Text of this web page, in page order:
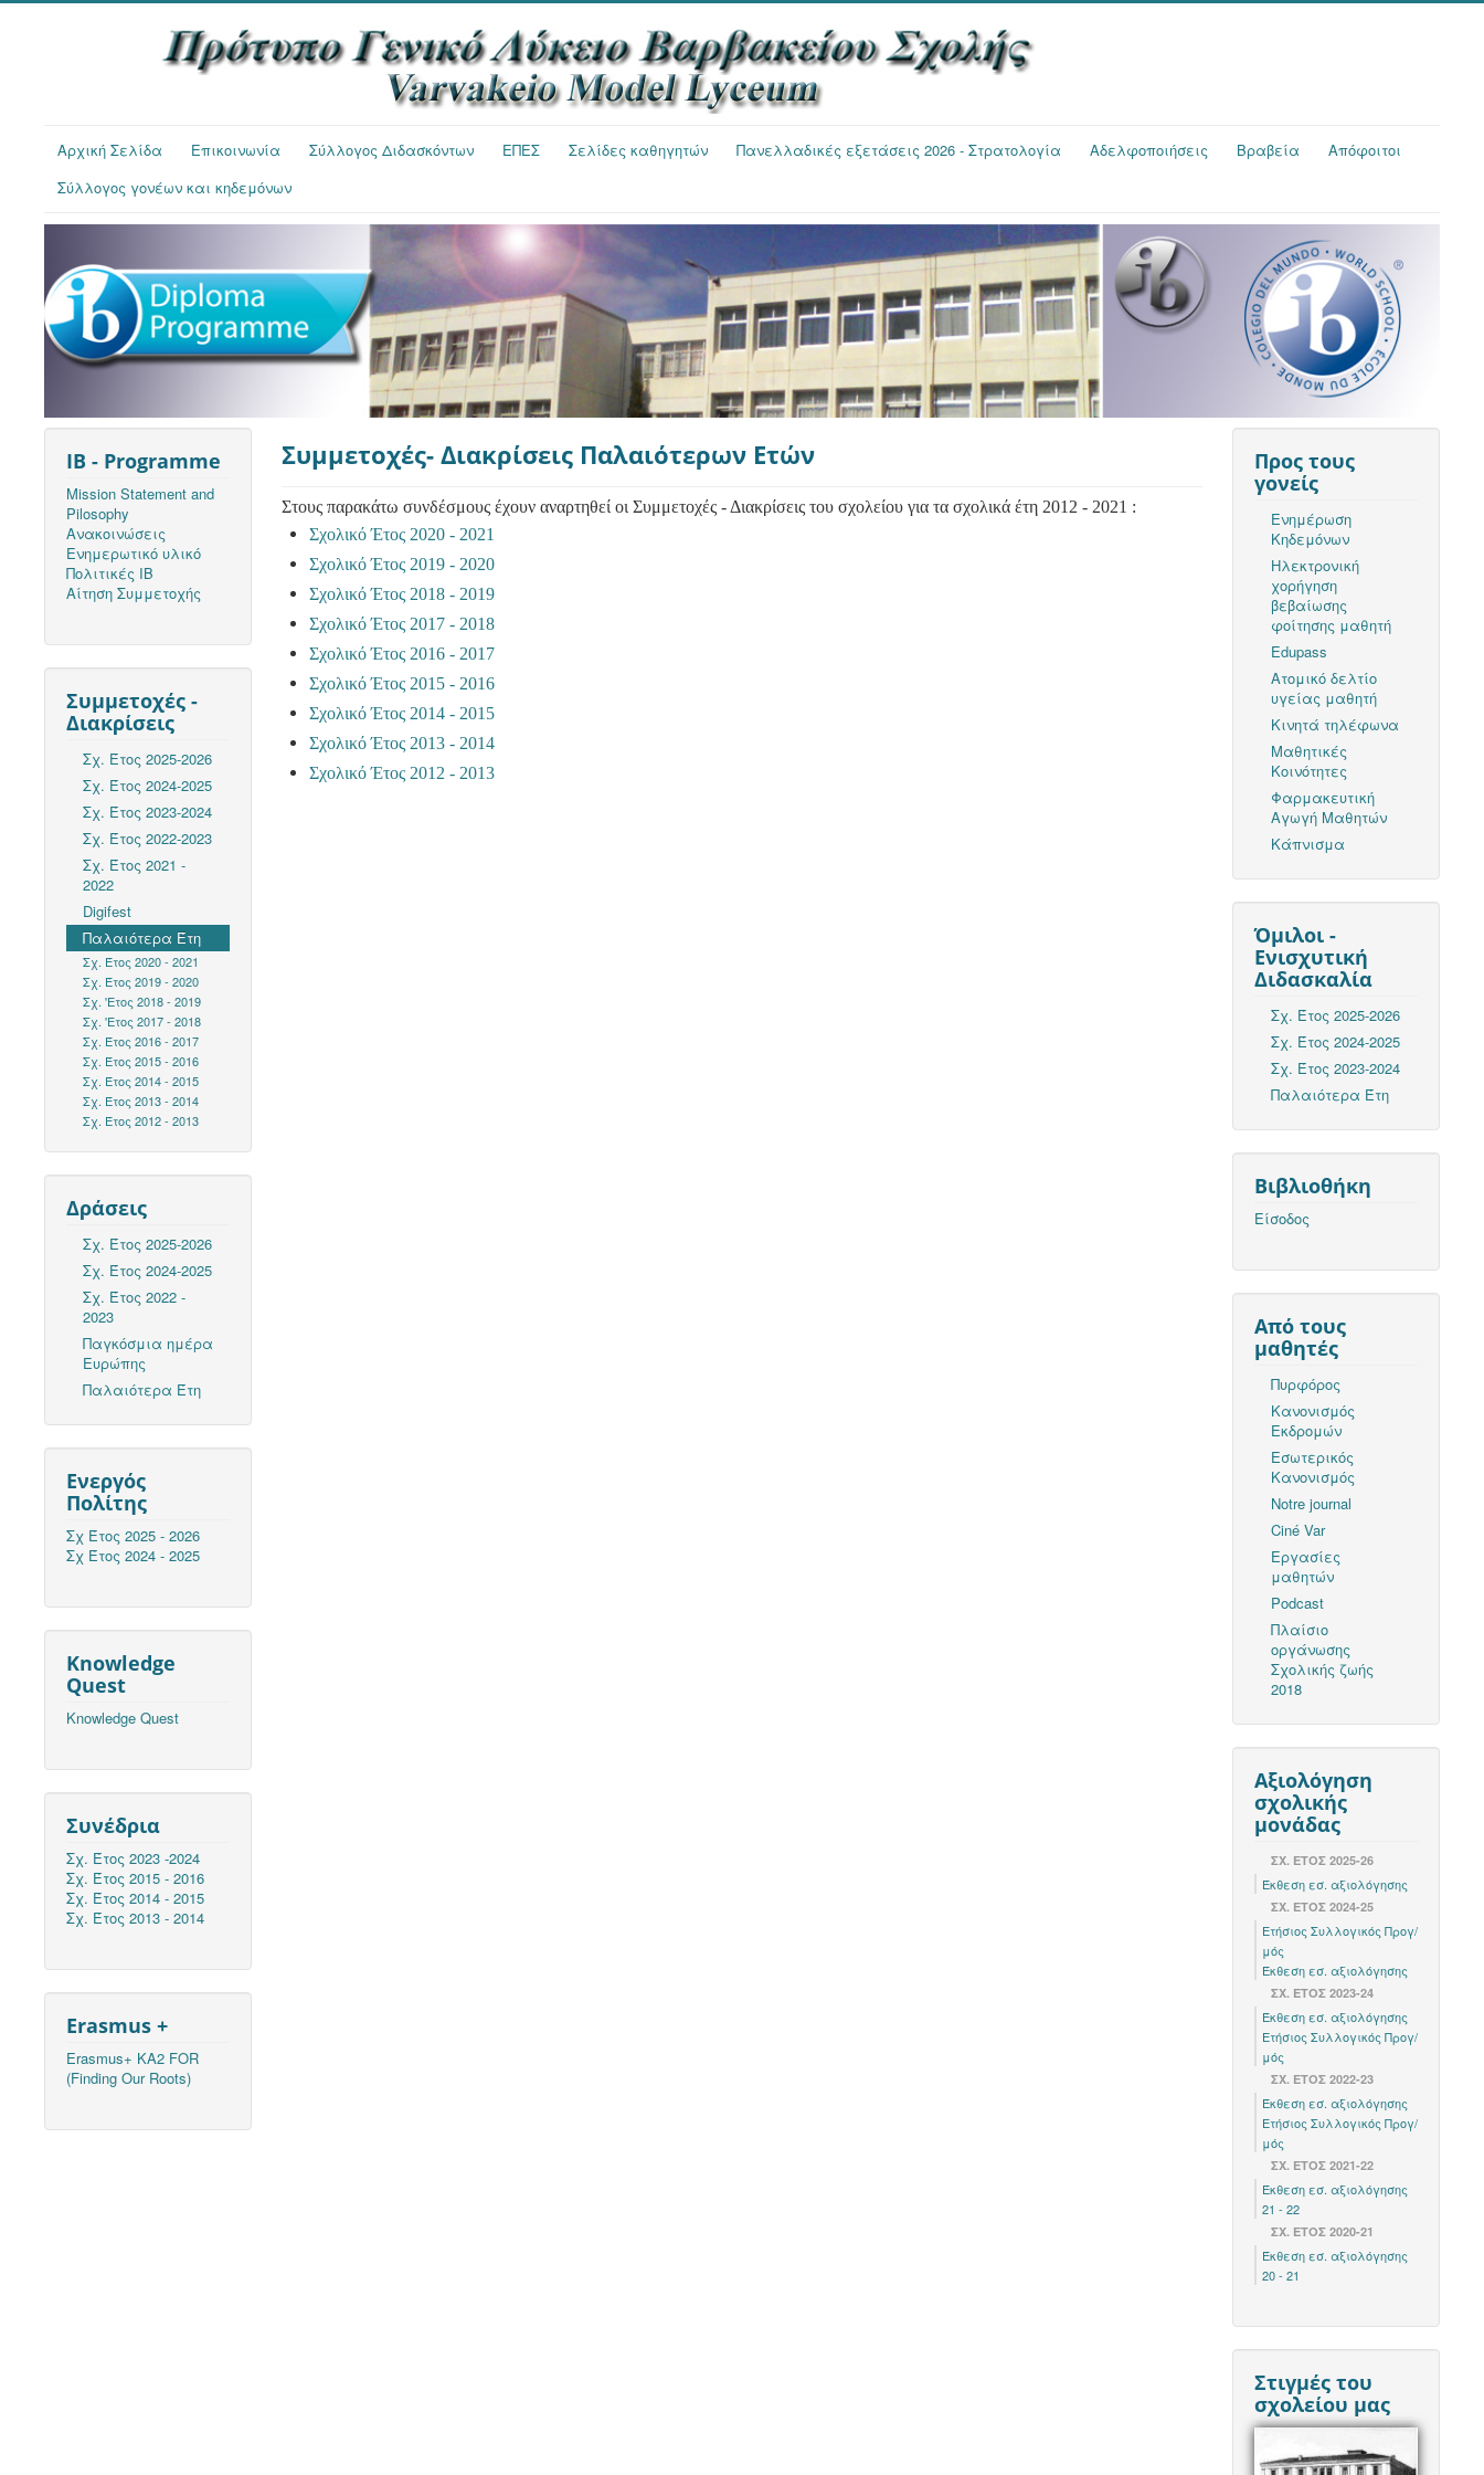
Αρχική Σελίδα Επικοινωνία Σύλλογος Διδασκόντων ΕΠΕΣ Σελίδες καθηγητών Πανελλαδικές εξετάσεις 2026 - Στρατολογία Αδελφοποιήσεις Βραβεία
Απόφοιτοι
Σύλλογος γονέων και κηδεμόνων
IB - Programme
Mission Statement and
Pilosophy
Ανακοινώσεις
Ενημερωτικό υλικό
Πολιτικές ΙΒ
Αίτηση Συμμετοχής
Συμμετοχές -
Διακρίσεις
Σχ. Έτος 2025-2026
Σχ. Έτος 2024-2025
Σχ. Έτος 2023-2024
Σχ. Έτος 2022-2023
Σχ. Έτος 2021 -
2022
Digifest
Παλαιότερα Έτη
Σχ. Έτος 2020 - 2021
Σχ. Έτος 2019 - 2020
Σχ. 'Ετος 2018 - 2019
Σχ. 'Ετος 2017 - 2018
Σχ. Έτος 2016 - 2017
Σχ. Έτος 2015 - 2016
Σχ. Έτος 2014 - 2015
Σχ. Έτος 2013 - 2014
Σχ. Έτος 2012 - 2013
Δράσεις
Σχ. Έτος 2025-2026
Σχ. Έτος 2024-2025
Σχ. Έτος 2022 -
2023
Παγκόσμια ημέρα
Ευρώπης
Παλαιότερα Έτη
Ενεργός
Πολίτης
Σχ Έτος 2025 - 2026
Σχ Έτος 2024 - 2025
Knowledge
Quest
Knowledge Quest
Συνέδρια
Σχ. Έτος 2023 -2024
Σχ. Έτος 2015 - 2016
Σχ. Έτος 2014 - 2015
Σχ. Έτος 2013 - 2014
Erasmus +
Erasmus+ KA2 FOR
(Finding Our Roots)
Συμμετοχές- Διακρίσεις Παλαιότερων Ετών
Στους παρακάτω συνδέσμους έχουν αναρτηθεί οι Συμμετοχές - Διακρίσεις του σχολείου για τα σχολικά έτη 2012 - 2021 :
Σχολικό Έτος 2020 - 2021
Σχολικό Έτος 2019 - 2020
Σχολικό Έτος 2018 - 2019
Σχολικό Έτος 2017 - 2018
Σχολικό Έτος 2016 - 2017
Σχολικό Έτος 2015 - 2016
Σχολικό Έτος 2014 - 2015
Σχολικό Έτος 2013 - 2014
Σχολικό Έτος 2012 - 2013
Προς τους
γονείς
Ενημέρωση
Κηδεμόνων
Ηλεκτρονική
χορήγηση
βεβαίωσης
φοίτησης μαθητή
Edupass
Ατομικό δελτίο
υγείας μαθητή
Κινητά τηλέφωνα
Μαθητικές
Κοινότητες
Φαρμακευτική
Αγωγή Μαθητών
Κάπνισμα
Όμιλοι -
Ενισχυτική
Διδασκαλία
Σχ. Έτος 2025-2026
Σχ. Έτος 2024-2025
Σχ. Έτος 2023-2024
Παλαιότερα Έτη
Βιβλιοθήκη
Είσοδος
Από τους
μαθητές
Πυρφόρος
Κανονισμός
Εκδρομών
Εσωτερικός
Κανονισμός
Notre journal
Ciné Var
Εργασίες
μαθητών
Podcast
Πλαίσιο
οργάνωσης
Σχολικής ζωής
2018
Αξιολόγηση
σχολικής
μονάδας
ΣΧ. ΕΤΟΣ 2025-26
Έκθεση εσ. αξιολόγησης
ΣΧ. ΕΤΟΣ 2024-25
Ετήσιος Συλλογικός Προγ/
μός
Έκθεση εσ. αξιολόγησης
ΣΧ. ΈΤΟΣ 2023-24
Έκθεση εσ. αξιολόγησης
Ετήσιος Συλλογικός Προγ/
μός
ΣΧ. ΈΤΟΣ 2022-23
Έκθεση εσ. αξιολόγησης
Ετήσιος Συλλογικός Προγ/
μός
ΣΧ. ΕΤΟΣ 2021-22
Έκθεση εσ. αξιολόγησης
21 - 22
ΣΧ. ΕΤΟΣ 2020-21
Έκθεση εσ. αξιολόγησης
20 - 21
Στιγμές του
σχολείου μας